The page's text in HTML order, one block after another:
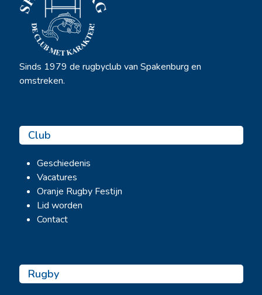
Sinds 1979 de rugbyclub van Spakenburg en
omstreken.
Club
Geschiedenis
Vacatures
Oranje Rugby Festijn
Lid worden
Contact
Rugby